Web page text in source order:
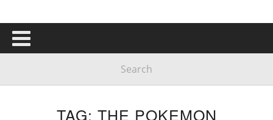
TAG: THE POKEMON